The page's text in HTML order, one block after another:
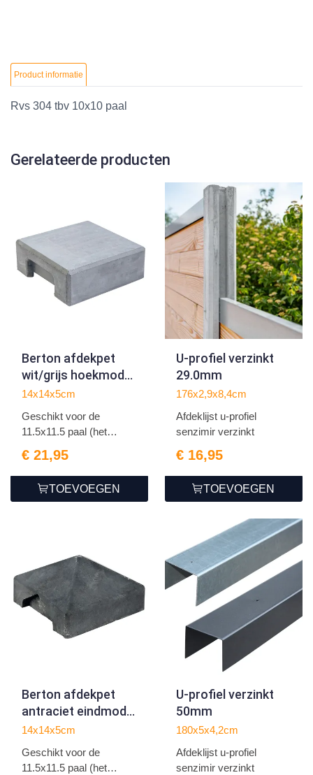
Product informatie
Rvs 304 tbv 10x10 paal
Gerelateerde producten
Berton afdekpet
wit/grijs hoekmodel
vlakke kop
14x14x5cm
Geschikt voor de
11.5x11.5 paal (het
€ 21,95
TOEVOEGEN
U-profiel verzinkt
29.0mm
176x2,9x8,4cm
Afdeklijst u-profiel
senzimir verzinkt
€ 16,95
TOEVOEGEN
Berton afdekpet
antraciet eindmodel
diamantkop
14x14x5cm
Geschikt voor de
11.5x11.5 paal (het
U-profiel verzinkt
50mm
180x5x4,2cm
Afdeklijst u-profiel
senzimir verzinkt